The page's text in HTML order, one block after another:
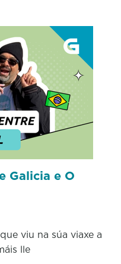
Galicia e O
viu na súa viaxe a
lle